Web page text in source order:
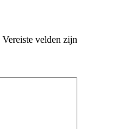
Vereiste velden zijn